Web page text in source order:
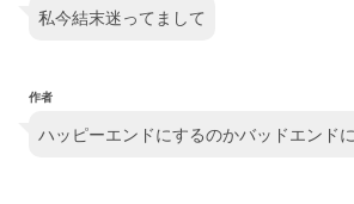
私今結末迷ってまして
作者
ハッピーエンドにするのかバッドエンド